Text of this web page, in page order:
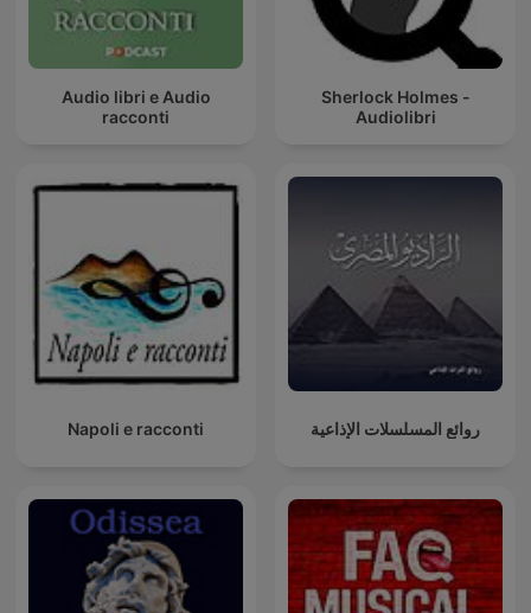
Audio libri e Audio
racconti
Sherlock Holmes -
Audiolibri
Napoli e racconti روائع المسلسلات الإذاعية